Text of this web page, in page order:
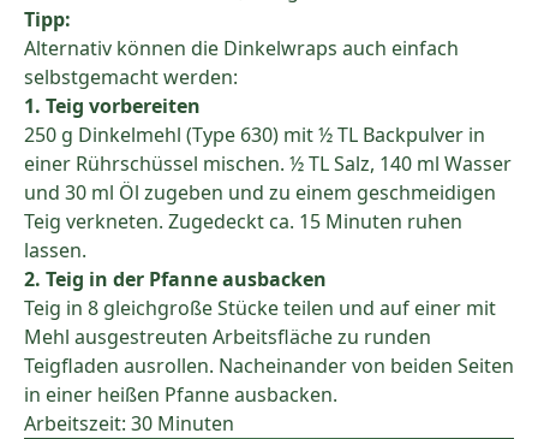
Tipp:
Alternativ können die Dinkelwraps auch einfach
selbstgemacht werden:
1. Teig vorbereiten
250 g Dinkelmehl (Type 630) mit ½ TL Backpulver in
einer Rührschüssel mischen. ½ TL Salz, 140 ml Wasser
und 30 ml Öl zugeben und zu einem geschmeidigen
Teig verkneten. Zugedeckt ca. 15 Minuten ruhen
lassen.
2. Teig in der Pfanne ausbacken
Teig in 8 gleichgroße Stücke teilen und auf einer mit
Mehl ausgestreuten Arbeitsfläche zu runden
Teigfladen ausrollen. Nacheinander von beiden Seiten
in einer heißen Pfanne ausbacken.
Arbeitszeit: 30 Minuten